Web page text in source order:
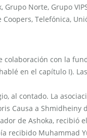
Norte, Grupo
Telefónica,
con la
en el capítulo I).
al contado. La
Causa a Shmidheiny
de Ashoka, recibió
recibido Muhammad